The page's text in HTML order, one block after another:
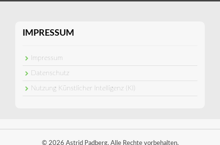
IMPRESSUM
Impressum
Datenschutz
Nutzung Künstlicher Intelligenz (KI)
© 2026 Astrid Padberg. Alle Rechte vorbehalten.